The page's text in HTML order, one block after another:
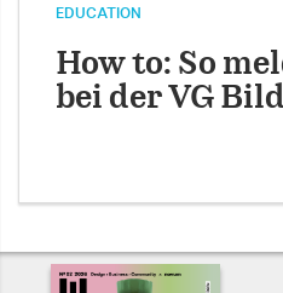
EDUCATION
How to: So
bei der VG